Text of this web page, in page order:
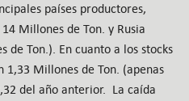
países productores,
Millones de Ton. y Rusia
de Ton.). En cuanto a los stocks
1,33 Millones de Ton. (apenas
del año anterior. La caída